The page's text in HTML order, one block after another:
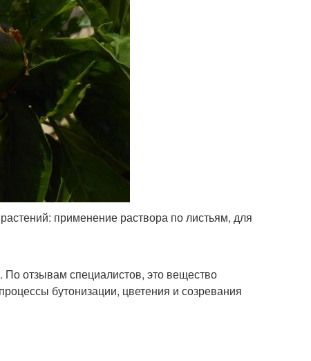
применение раствора по листьям, для
отзывам специалистов, это вещество
бутонизации, цветения и созревания